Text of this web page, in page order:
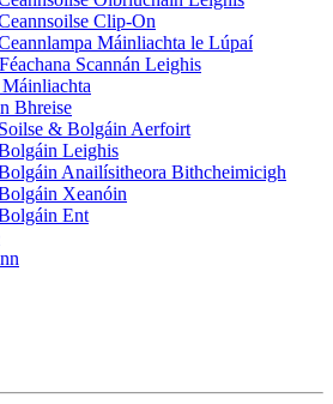
Clip-On
Máinliachta le Lúpaí
Scannán Leighis
Bhreise
Soilse & Bolgáin Aerfoirt
Leighis
Anailísitheora Bithcheimicigh
Xeanóin
Ent